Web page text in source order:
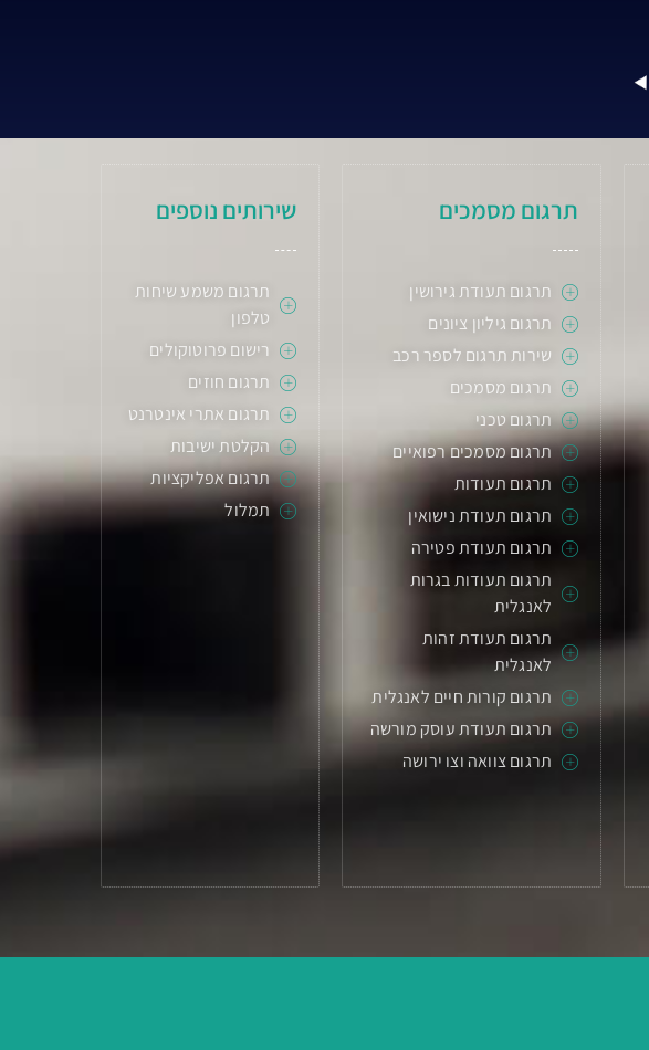
תרגום מסמכים
תרגום תעודת גירושין
תרגום גיליון ציונים
שירות תרגום לספר רכב
תרגום מסמכים
תרגום טכני
תרגום מסמכים רפואיים
תרגום תעודות
תרגום תעודת נישואין
תרגום תעודת פטירה
תרגום תעודות בגרות
לאנגלית
תרגום תעודת זהות
לאנגלית
תרגום קורות חיים לאנגלית
תרגום תעודת עוסק מורשה
תרגום צוואה וצו ירושה
שירותים נוספים
תרגום משמע שיחות
טלפון
רישום פרוטוקולים
תרגום חוזים
תרגום אתרי אינטרנט
הקלטת ישיבות
תרגום אפליקציות
תמלול